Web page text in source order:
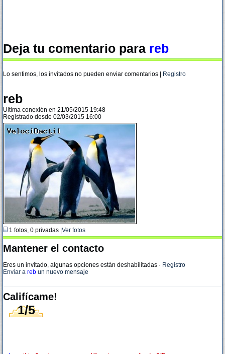
Deja tu comentario para reb
Lo sentimos, los invitados no pueden enviar comentarios | Registro
reb
Ultima conexión en 21/05/2015 19:48
Registrado desde 02/03/2015 16:00
1 fotos, 0 privadas | Ver fotos
Mantener el contacto
Eres un invitado, algunas opciones están deshabilitadas · Registro
Enviar a reb un nuevo mensaje
Califícame!
1/5